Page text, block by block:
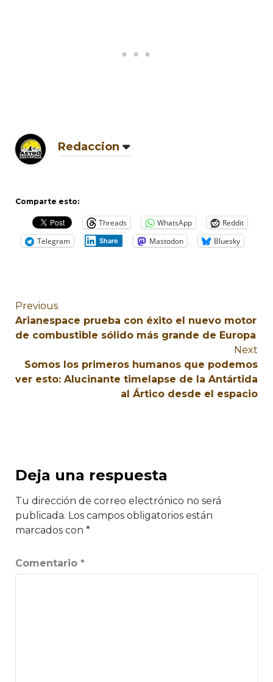
Redaccion
Comparte esto:
Threads WhatsApp
Reddit
Telegram
Share Mastodon Bluesky
Previous
Arianespace prueba con éxito el nuevo motor
de combustible sólido más grande de Europa
Next
Somos los primeros humanos que podemos
ver esto: Alucinante timelapse de la Antártida
al Ártico desde el espacio
Deja una respuesta
Tu dirección de correo electrónico no será
publicada. Los campos obligatorios están
marcados con *
Comentario *